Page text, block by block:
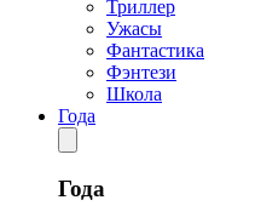
Триллер
Ужасы
Фантастика
Фэнтези
Школа
Года
Года